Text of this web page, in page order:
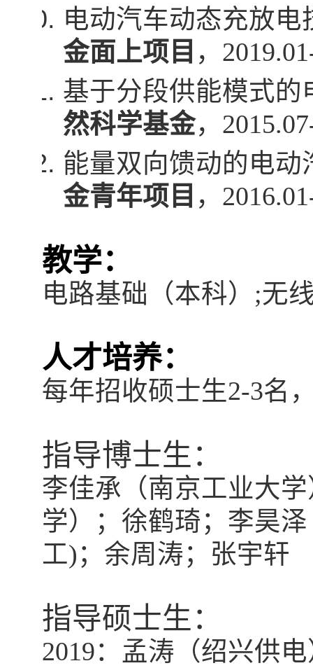
电动汽车动态充放
金面上项目 ，
基于分段供能模式
然科学基金，
能量双向馈动的电
金青年项目 ，
教学：
电路基础（本科） ;无
人才培养：
每年招收硕士生2-3名
指导博士生：
李佳承（南京工业大
学）；徐鹤琦；李昊
工)；余周涛；张宇轩
指导硕士生：
2019：孟涛（绍兴供